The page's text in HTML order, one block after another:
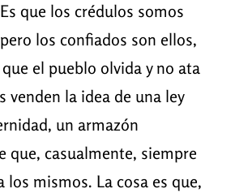
que los crédulos somos
los confiados son ellos,
el pueblo olvida y no ata
venden la idea de una ley
un armazón
que, casualmente, siempre
los mismos. La cosa es que,